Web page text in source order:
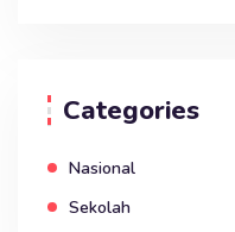
Categories
Nasional
Sekolah